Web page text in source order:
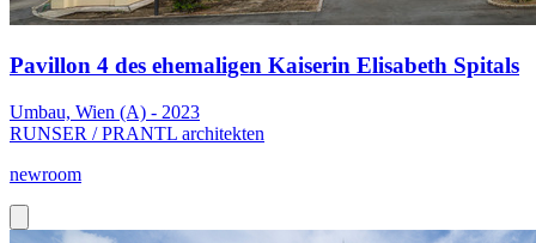
Pavillon 4 des ehemaligen Kaiserin Elisabeth Spitals
Umbau, Wien (A) - 2023
RUNSER / PRANTL architekten
newroom